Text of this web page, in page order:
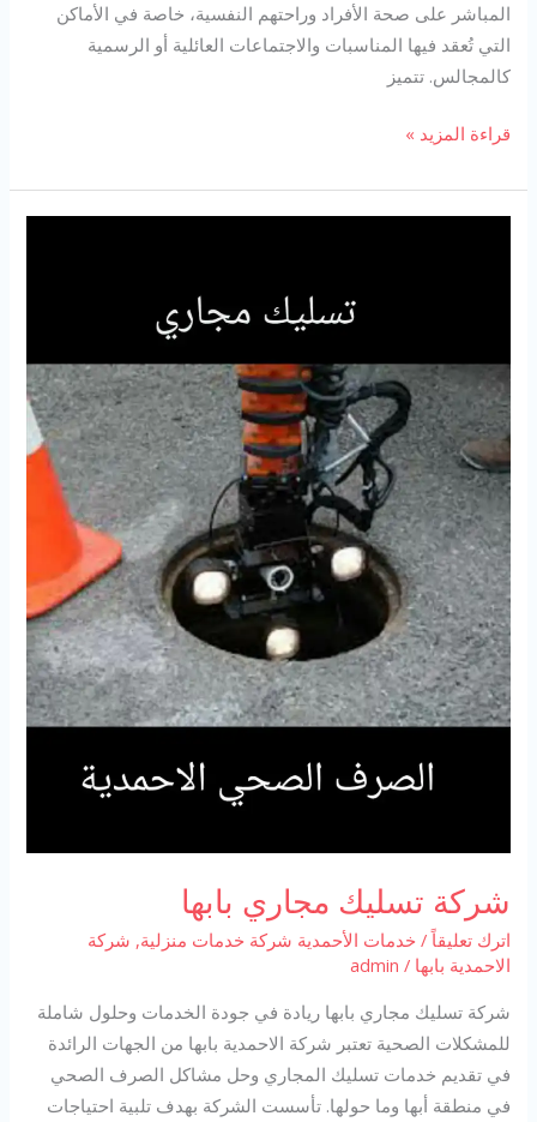
المباشر على صحة الأفراد وراحتهم النفسية، خاصة في الأماكن
التي تُعقد فيها المناسبات والاجتماعات العائلية أو الرسمية
كالمجالس. تتميز
شركة
مجالس
قراءة المزيد »
شركة تسليك مجاري بابها
اترك تعليقاً / خدمات الأحمدية شركة خدمات منزلية, شركة
الاحمدية بابها /
admin
شركة تسليك مجاري بابها ريادة في جودة الخدمات وحلول شاملة
للمشكلات الصحية تعتبر شركة الاحمدية بابها من الجهات الرائدة
في تقديم خدمات تسليك المجاري وحل مشاكل الصرف الصحي
في منطقة أبها وما حولها. تأسست الشركة بهدف تلبية احتياجات